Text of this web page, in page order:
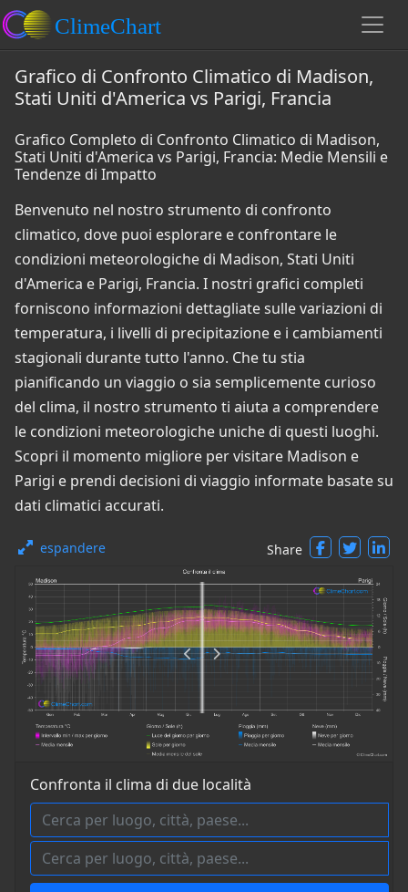
Grafico di Confronto Climatico di Madison,
Stati Uniti d'America vs Parigi, Francia
Grafico Completo di Confronto Climatico di Madison,
Stati Uniti d'America vs Parigi, Francia: Medie Mensili e
Tendenze di Impatto
Benvenuto nel nostro strumento di confronto
climatico, dove puoi esplorare e confrontare le
condizioni meteorologiche di Madison, Stati Uniti
d'America e Parigi, Francia. I nostri grafici completi
forniscono informazioni dettagliate sulle variazioni di
temperatura, i livelli di precipitazione e i cambiamenti
stagionali durante tutto l'anno. Che tu stia
pianificando un viaggio o sia semplicemente curioso
del clima, il nostro strumento ti aiuta a comprendere
le condizioni meteorologiche uniche di questi luoghi.
Scopri il momento migliore per visitare Madison e
Parigi e prendi decisioni di viaggio informate basate su
dati climatici accurati.
espandere Share
Confronta il clima di due località